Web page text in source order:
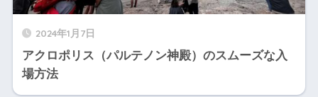
2024年1月7日
アクロポリス（パルテノン神殿）のスムーズな入
場方法